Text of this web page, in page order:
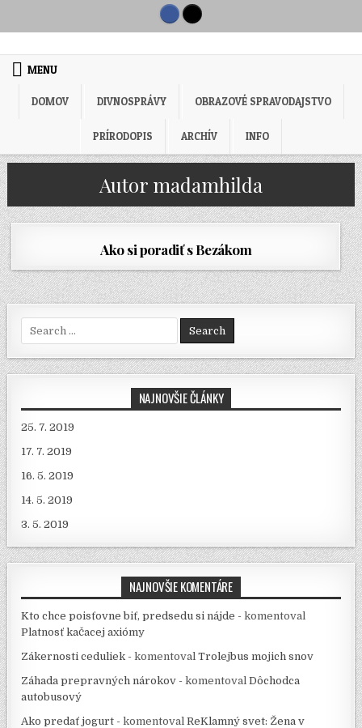
MENU
DOMOV DIVNOSPRÁVY OBRAZOVÉ SPRAVODAJSTVO
PRÍRODOPIS ARCHÍV INFO
Autor madamhilda
Ako si poradiť s Bezákom
Search for:
NAJNOVŠIE ČLÁNKY
25. 7. 2019
17. 7. 2019
16. 5. 2019
14. 5. 2019
3. 5. 2019
NAJNOVŠIE KOMENTÁRE
Kto chce poisťovne biť, predsedu si nájde - komentoval
Platnosť kačacej axiómy
Zákernosti ceduliek - komentovalTrolejbus mojich snov
Záhada prepravných nárokov - komentovalDôchodca
autobusový
Ako predať jogurt - komentovalReKlamný svet: Žena v